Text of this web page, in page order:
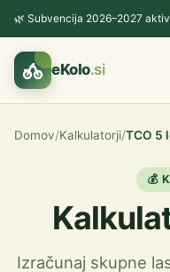
🌿 Subvencija 2026–2027
eKolo.si
Domov/Kalkulatorji/TCO 5
💰
Izračunaj skupne